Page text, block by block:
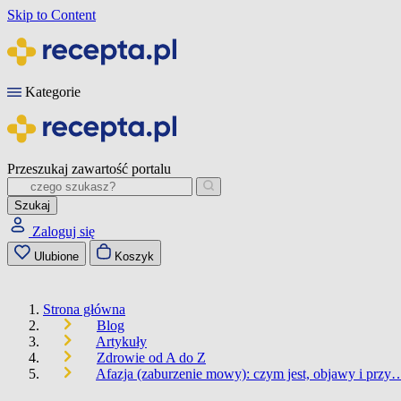
Skip to Content
Kategorie
Przeszukaj zawartość portalu
Szukaj
Zaloguj się
Ulubione Koszyk
Strona główna
Blog
Artykuły
Zdrowie od A do Z
Afazja (zaburzenie mowy): czym jest, objawy i